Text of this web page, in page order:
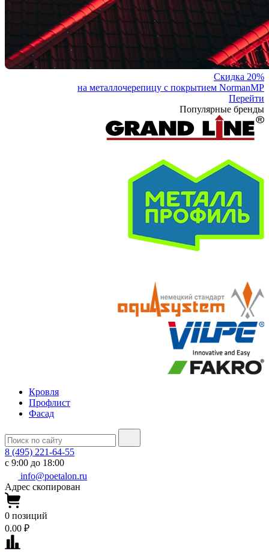
Скидка 20%
на металлочерепицу с покрытием NormanMP
Перейти
Популярные бренды
Кровля
Профлист
Фасад
8 (495) 221-64-55
с 9:00 до 18:00
info@poetalon.ru
Адрес скопирован
0 позиций
0.00 ₽